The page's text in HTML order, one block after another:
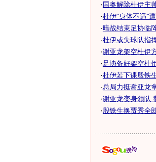
·国奥解除杜伊主
·杜伊"身体不适"
·暗战结束足协临
·杜伊或失球队指
·谢亚龙架空杜伊
· 足协备好架空杜
·杜伊若下课殷铁
·总局力挺谢亚龙
·谢亚龙变身领队
·殷铁生换贾秀全